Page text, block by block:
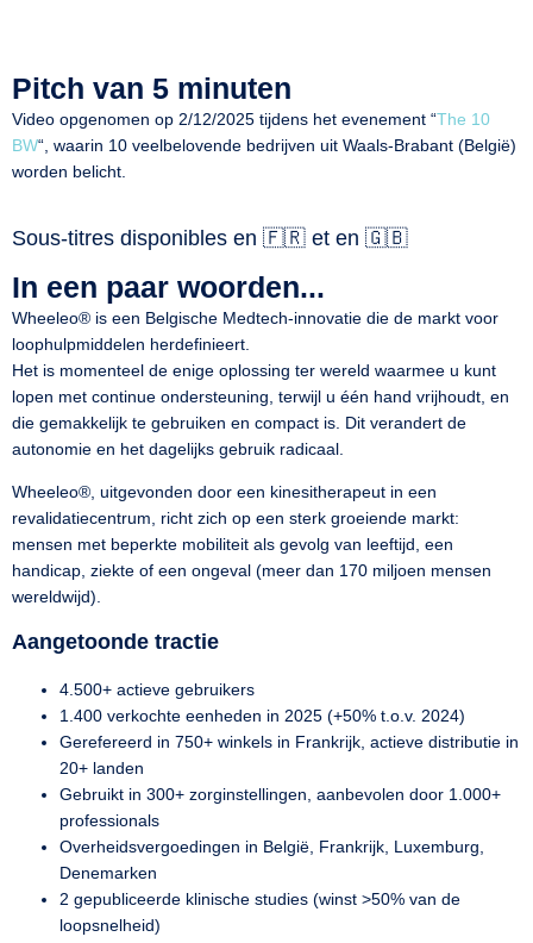
Pitch van 5 minuten
Video opgenomen op 2/12/2025 tijdens het evenement “The 10
BW“, waarin 10 veelbelovende bedrijven uit Waals-Brabant (België)
worden belicht.
Sous-titres disponibles en 🇫🇷 et en 🇬🇧
In een paar woorden...
Wheeleo® is een Belgische Medtech-innovatie die de markt voor
loophulpmiddelen herdefinieert.
Het is momenteel de enige oplossing ter wereld waarmee u kunt
lopen met continue ondersteuning, terwijl u één hand vrijhoudt, en
die gemakkelijk te gebruiken en compact is. Dit verandert de
autonomie en het dagelijks gebruik radicaal.
Wheeleo® , uitgevonden door een kinesitherapeut in een
revalidatiecentrum, richt zich op een sterk groeiende markt:
mensen met beperkte mobiliteit als gevolg van leeftijd, een
handicap, ziekte of een ongeval (meer dan 170 miljoen mensen
wereldwijd).
Aangetoonde tractie
4.500+ actieve gebruikers
1.400 verkochte eenheden in 2025 (+50% t.o.v. 2024)
Gerefereerd in 750+ winkels in Frankrijk, actieve distributie in
20+ landen
Gebruikt in 300+ zorginstellingen, aanbevolen door 1.000+
professionals
Overheidsvergoedingen in België, Frankrijk, Luxemburg,
Denemarken
2 gepubliceerde klinische studies (winst >50% van de
loopsnelheid)